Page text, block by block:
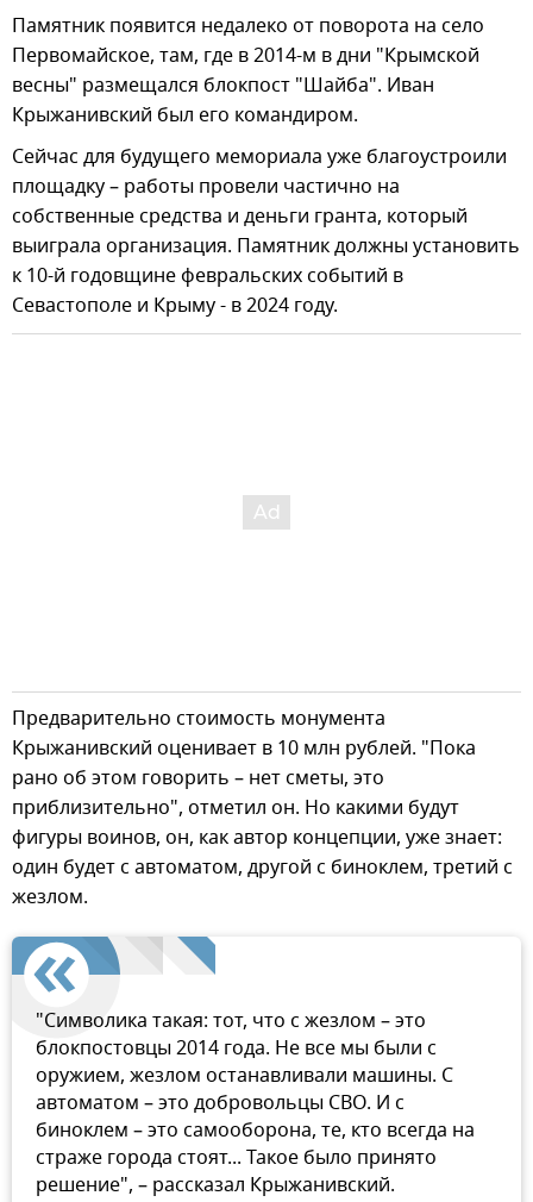
Памятник появится недалеко от поворота на село
Первомайское, там, где в 2014-м в дни "Крымской
весны" размещался блокпост "Шайба". Иван
Крыжанивский был его командиром.
Сейчас для будущего мемориала уже благоустроили
площадку – работы провели частично на
собственные средства и деньги гранта, который
выиграла организация. Памятник должны установить
к 10-й годовщине февральских событий в
Севастополе и Крыму - в 2024 году.
Предварительно стоимость монумента
Крыжанивский оценивает в 10 млн рублей. "Пока
рано об этом говорить – нет сметы, это
приблизительно", отметил он. Но какими будут
фигуры воинов, он, как автор концепции, уже знает:
один будет с автоматом, другой с биноклем, третий с
жезлом.
"Символика такая: тот, что с жезлом – это
блокпостовцы 2014 года. Не все мы были с
оружием, жезлом останавливали машины. С
автоматом – это добровольцы СВО. И с
биноклем – это самооборона, те, кто всегда на
страже города стоят... Такое было принято
решение", – рассказал Крыжанивский.